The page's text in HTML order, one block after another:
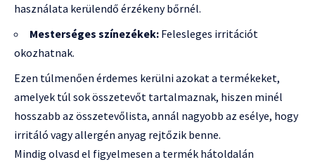
használata kerülendő érzékeny bőrnél.
Mesterséges színezékek: Felesleges irritációt
okozhatnak.
Ezen túlmenően érdemes kerülni azokat a termékeket,
amelyek túl sok összetevőt tartalmaznak, hiszen minél
hosszabb az összetevőlista, annál nagyobb az esélye, hogy
irritáló vagy allergén anyag rejtőzik benne.
Mindig olvasd el figyelmesen a termék hátoldalán